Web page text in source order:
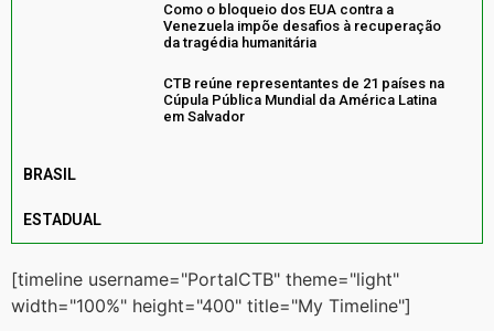
Como o bloqueio dos EUA contra a
Venezuela impõe desafios à recuperação
da tragédia humanitária
CTB reúne representantes de 21 países na
Cúpula Pública Mundial da América Latina
em Salvador
BRASIL
ESTADUAL
[timeline username="PortalCTB" theme="light"
width="100%" height="400" title="My Timeline"]